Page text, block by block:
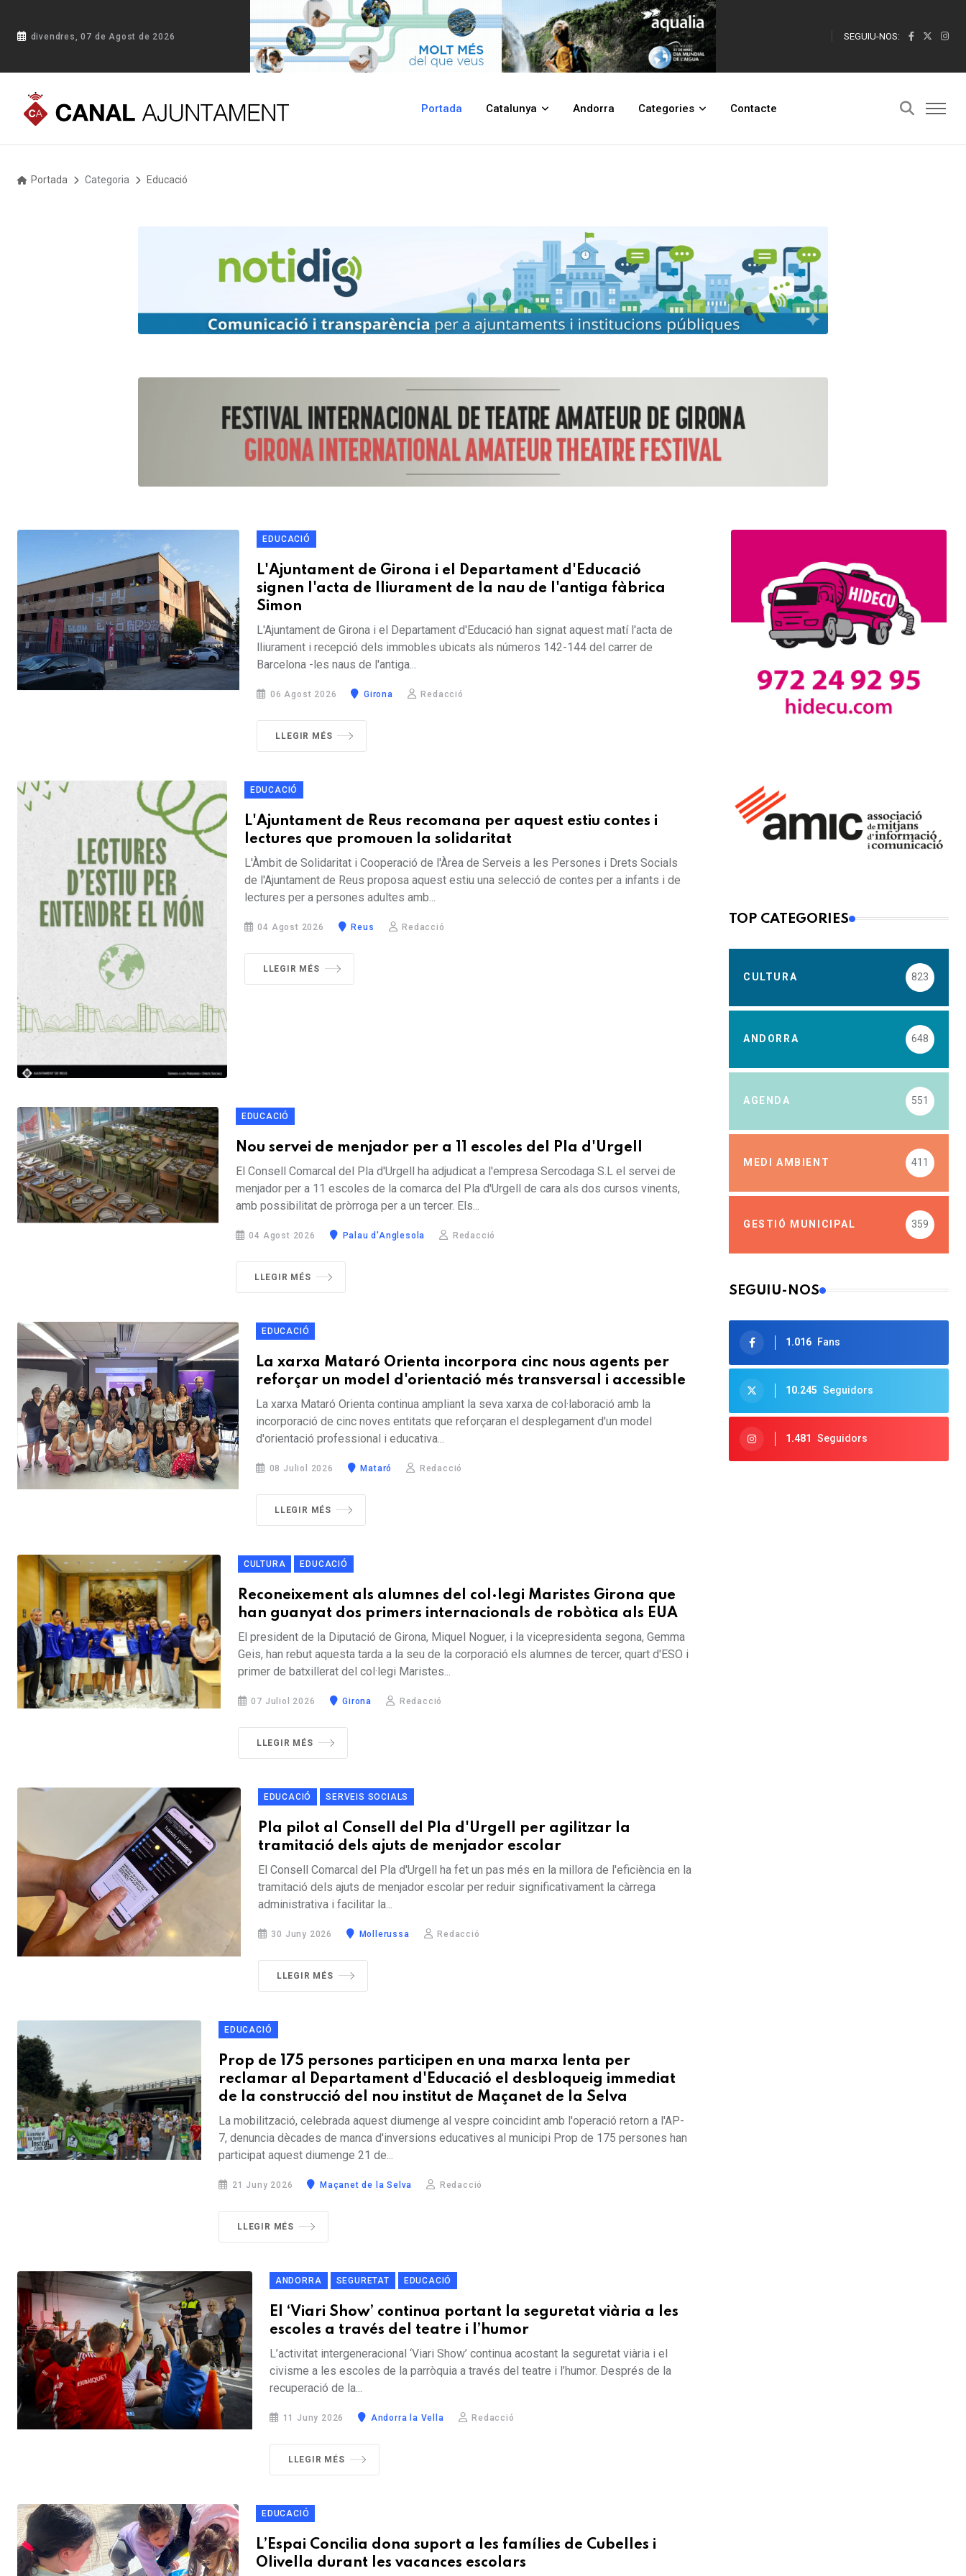
divendres, 07 de Agost de 2026 SEGUIU-NOS:
Portada Catalunya Andorra Categories Contacte
Portada Categoria Educació
EDUCACIÓ
L'Ajuntament de Girona i el Departament d'Educació
signen l'acta de lliurament de la nau de l'antiga fàbrica
Simon
L'Ajuntament de Girona i el Departament d'Educació han signat aquest matí l'acta de
lliurament i recepció dels immobles ubicats als números 142-144 del carrer de
Barcelona -les naus de l'antiga...
06 Agost 2026 Girona Redacció
LLEGIR MÉS
EDUCACIÓ
L'Ajuntament de Reus recomana per aquest estiu contes i
lectures que promouen la solidaritat
L'Àmbit de Solidaritat i Cooperació de l'Àrea de Serveis a les Persones i Drets Socials
de l'Ajuntament de Reus proposa aquest estiu una selecció de contes per a infants i de
lectures per a persones adultes amb...
04 Agost 2026 Reus Redacció
LLEGIR MÉS
EDUCACIÓ
Nou servei de menjador per a 11 escoles del Pla d'Urgell
El Consell Comarcal del Pla d'Urgell ha adjudicat a l'empresa Sercodaga S.L el servei de
menjador per a 11 escoles de la comarca del Pla d'Urgell de cara als dos cursos vinents,
amb possibilitat de pròrroga per a un tercer. Els...
04 Agost 2026 Palau d'Anglesola Redacció
LLEGIR MÉS
EDUCACIÓ
La xarxa Mataró Orienta incorpora cinc nous agents per
reforçar un model d'orientació més transversal i accessible
La xarxa Mataró Orienta continua ampliant la seva xarxa de col·laboració amb la
incorporació de cinc noves entitats que reforçaran el desplegament d'un model
d'orientació professional i educativa...
08 Juliol 2026 Mataró Redacció
LLEGIR MÉS
CULTURA EDUCACIÓ
Reconeixement als alumnes del col·legi Maristes Girona que
han guanyat dos primers internacionals de robòtica als EUA
El president de la Diputació de Girona, Miquel Noguer, i la vicepresidenta segona, Gemma
Geis, han rebut aquesta tarda a la seu de la corporació els alumnes de tercer, quart d'ESO i
primer de batxillerat del col·legi Maristes...
07 Juliol 2026 Girona Redacció
LLEGIR MÉS
EDUCACIÓ SERVEIS SOCIALS
Pla pilot al Consell del Pla d'Urgell per agilitzar la
tramitació dels ajuts de menjador escolar
El Consell Comarcal del Pla d'Urgell ha fet un pas més en la millora de l'eficiència en la
tramitació dels ajuts de menjador escolar per reduir significativament la càrrega
administrativa i facilitar la...
30 Juny 2026 Mollerussa Redacció
LLEGIR MÉS
EDUCACIÓ
Prop de 175 persones participen en una marxa lenta per
reclamar al Departament d'Educació el desbloqueig immediat
de la construcció del nou institut de Maçanet de la Selva
La mobilització, celebrada aquest diumenge al vespre coincidint amb l'operació retorn a l'AP-
7, denuncia dècades de manca d'inversions educatives al municipi Prop de 175 persones han
participat aquest diumenge 21 de...
21 Juny 2026 Maçanet de la Selva Redacció
LLEGIR MÉS
ANDORRA SEGURETAT EDUCACIÓ
El ‘Viari Show’ continua portant la seguretat viària a les
escoles a través del teatre i l’humor
L’activitat intergeneracional ‘Viari Show’ continua acostant la seguretat viària i el
civisme a les escoles de la parròquia a través del teatre i l’humor. Després de la
recuperació de la...
11 Juny 2026 Andorra la Vella Redacció
LLEGIR MÉS
EDUCACIÓ
L’Espai Concilia dona suport a les famílies de Cubelles i
Olivella durant les vacances escolars
TOP CATEGORIES
CULTURA 823
ANDORRA 648
AGENDA 551
MEDI AMBIENT 411
GESTIÓ MUNICIPAL 359
SEGUIU-NOS
1.016 Fans
10.245 Seguidors
1.481 Seguidors